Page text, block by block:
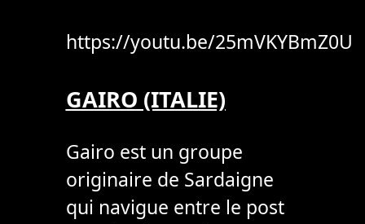
https://youtu.be/25mVKYBmZ0U
GAIRO (ITALIE)
Gairo est un groupe
originaire de Sardaigne
qui navigue entre le post